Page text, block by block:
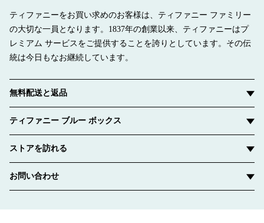
ティファニーをお買い求めのお客様は、ティファニー ファミリー
の大切な一員となります。1837年の創業以来、ティファニーはプ
レミアム サービスをご提供することを誇りとしています。その伝
統は今日もなお継続しています。
無料配送と返品
ティファニー ブルー ボックス
ストアを訪れる
お問い合わせ